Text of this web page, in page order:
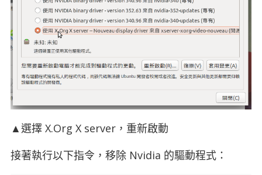
▲選擇 X.Org X server，重新啟動
接著執行以下指令，移除 Nvidia 的驅動程式：